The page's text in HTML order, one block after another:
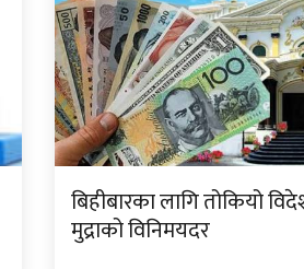
बिहीबारका लागि तोकियो
मुद्राको विनिमयदर